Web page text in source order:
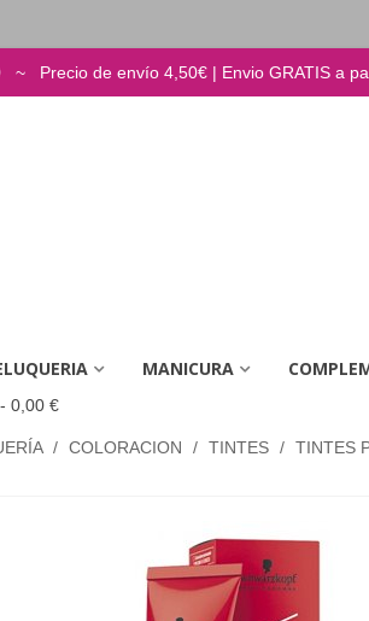
~ Precio de envío 4,50€ | Envio GRATIS a
MANICURA
- 0,00 €
/ COLORACION / TINTES / TINTES